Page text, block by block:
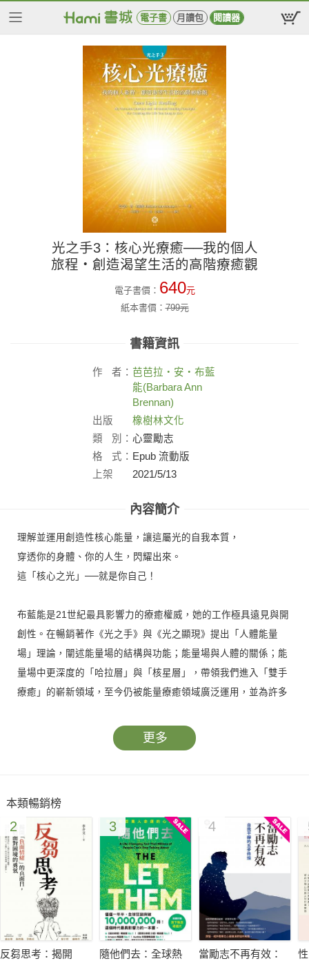
電子書 月讀包 閱讀器
光之手3：核心光療癒──我的個人
旅程‧創造渴望生活的高階療癒觀
電子書價： 640元
紙本書價：799元
書籍資訊
作 者： 芭芭拉‧安‧布藍
能(Barbara Ann
Brennan)
出版
社：
橡樹林文化
類
別： 心靈勵志
格
式： Epub 流動版
上架
2021/5/13
內容簡介
理解並運用創造性核心能量，讓這屬光的自我本質，
穿透你的身體、你的人生，閃耀出來。
這「核心之光」──就是你自己！
布藍能是21世紀最具影響力的療癒權威，她的工作極具遠見與開
創性。在暢銷著作《光之手》與《光之顯現》提出「人體能量
場」理論，闡述能量場的結構與功能；能量場與人體的關係；能
量場中更深度的「哈拉層」與「核星層」，帶領我們進入「雙手
療癒」的嶄新領域，至今仍被能量療癒領域廣泛運用，並為許多
我們將在《核心光療癒》認知與學習，
•人如何在能量場創造阻塞、阻塞的樣貌、互動，最終使我們的生
活出現失調；以及清除阻塞、釋放我們創造潛力的過程。
•如何發展並運用超感知力，以及超感知力在促進清理能量場阻塞
時所扮演的角色。
•第四層實相的特性，及其在創造過程中的至關重要性。
•與療癒人際關係相關的第四層能量場，以及這些人際關係下的能
量帶連接。
•附完整的全彩／黑白圖解，引領你創造出渴望的新生活。
更多
本類暢銷榜
2
反芻思考：揭開
3
隨他們去：全球熱
4
當勵志不再有效：